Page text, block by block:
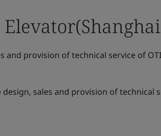
and provision of technical service of
design, sales and provision of technical